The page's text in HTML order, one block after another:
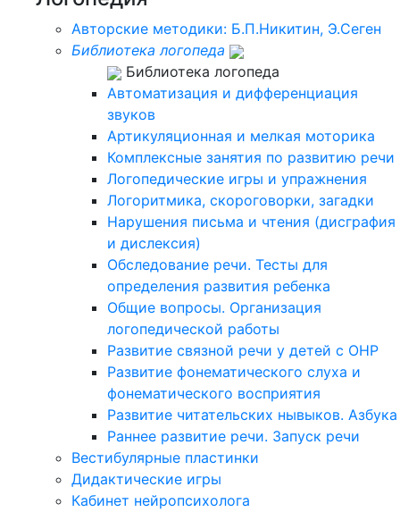
Авторские методики: Б.П.Никитин, Э.Сеген
Библиотека логопеда
Библиотека логопеда
Автоматизация и дифференциация
звуков
Артикуляционная и мелкая моторика
Комплексные занятия по развитию речи
Логопедические игры и упражнения
Логоритмика, скороговорки, загадки
Нарушения письма и чтения (дисграфия
и дислексия)
Обследование речи. Тесты для
определения развития ребенка
Общие вопросы. Организация
логопедической работы
Развитие связной речи у детей с ОНР
Развитие фонематического слуха и
фонематического восприятия
Развитие читательских нывыков. Азбука
Раннее развитие речи. Запуск речи
Вестибулярные пластинки
Дидактические игры
Кабинет нейропсихолога